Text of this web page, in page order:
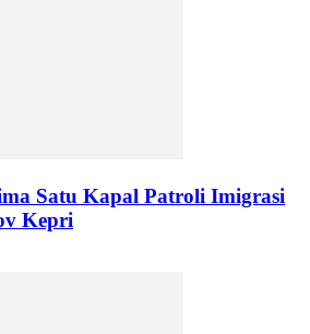
Satu Kapal Patroli Imigrasi
Kepri